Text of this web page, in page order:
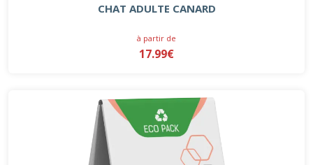
CHAT ADULTE CANARD
à partir de
17.99€